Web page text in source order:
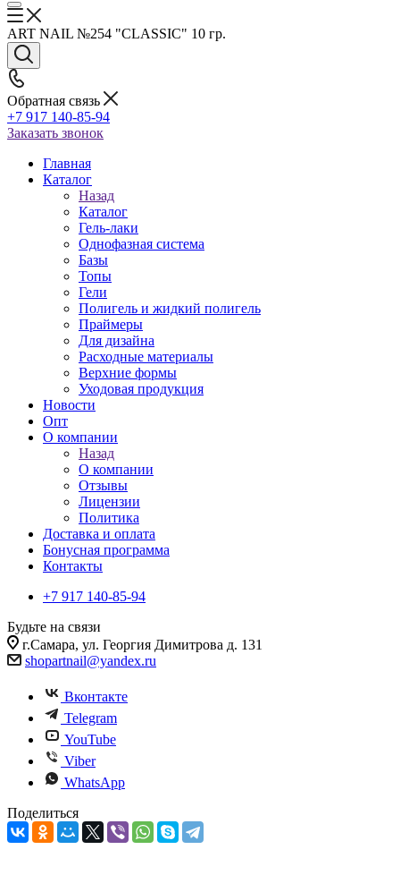
ART NAIL №254 "CLASSIC" 10 гр.
Обратная связь
+7 917 140-85-94
Заказать звонок
Главная
Каталог
Назад
Каталог
Гель-лаки
Однофазная система
Базы
Топы
Гели
Полигель и жидкий полигель
Праймеры
Для дизайна
Расходные материалы
Верхние формы
Уходовая продукция
Новости
Опт
О компании
Назад
О компании
Отзывы
Лицензии
Политика
Доставка и оплата
Бонусная программа
Контакты
+7 917 140-85-94
Будьте на связи
г.Самара, ул. Георгия Димитрова д. 131
shopartnail@yandex.ru
Вконтакте
Telegram
YouTube
Viber
WhatsApp
Поделиться